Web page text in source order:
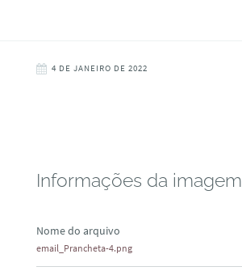
4 DE JANEIRO DE 2022
Informações da imagem
Nome do arquivo
email_Prancheta-4.png